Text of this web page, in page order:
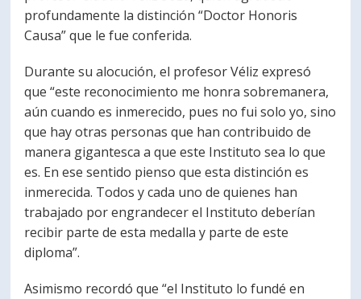
profundamente la distinción “Doctor Honoris
Causa” que le fue conferida.
Durante su alocución, el profesor Véliz expresó
que “este reconocimiento me honra sobremanera,
aún cuando es inmerecido, pues no fui solo yo, sino
que hay otras personas que han contribuido de
manera gigantesca a que este Instituto sea lo que
es. En ese sentido pienso que esta distinción es
inmerecida. Todos y cada uno de quienes han
trabajado por engrandecer el Instituto deberían
recibir parte de esta medalla y parte de este
diploma”.
Asimismo recordó que “el Instituto lo fundé en